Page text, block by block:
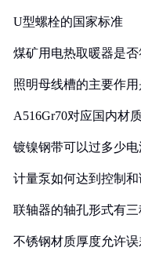
U型螺栓的国家标准
煤矿用电热取暖器是
照明母线槽的主要作用
A516Gr70对应国内材
镀镍钢带可以过多少电
计量泵如何达到控制
联轴器的轴孔形式有
不锈钢材质厚度允许